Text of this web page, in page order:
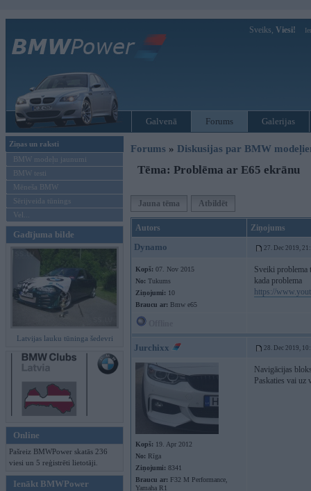
Sveiks, Viesi!
Galvenā Forums Galerijas
Ziņas un raksti
BMW modeļu jaunumi
BMW testi
Mēneša BMW
Sērijveida tūnings
Vel...
Gadījuma bilde
Latvijas lauku tūninga šedevri
Online
Pašreiz BMWPower skatās 236
viesi un 5 reģistrēti lietotāji.
Ienākt BMWPower
Forums » Diskusijas par BMW
Tēma: Problēma ar E65 ekrānu
Jauna tēma Atbildēt
Autors Ziņojums
Dynamo 27. Dec 2019,
Kopš: 07. Nov 2015
No: Tukums
Ziņojumi: 10
Braucu ar: Bmw e65
Sveiki problema
kada problema
https://
Jurchixx 28. Dec 2019,
Kopš: 19. Apr 2012
No: Rīga
Ziņojumi: 8341
Braucu ar: F32 M Performance,
Yamaha R1
Navigācijas
Paskaties vai uz